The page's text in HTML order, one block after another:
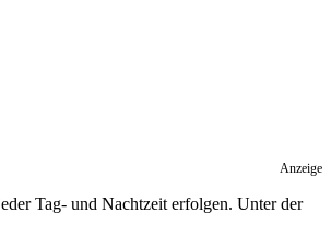
Anzeige
Tag- und Nachtzeit erfolgen. Unter der